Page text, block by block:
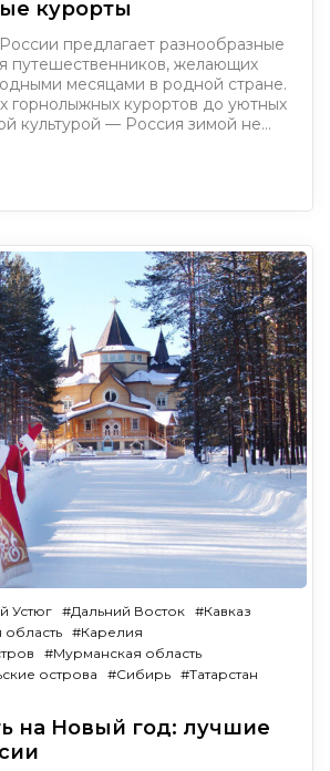
курорты
предлагает разнообразные
путешественников, желающих
месяцами в родной стране.
горнолыжных курортов до уютных
культурой — Россия зимой не…
Устюг #Дальний Восток #Кавказ
область #Карелия
#Мурманская область
острова
#Сибирь #Татарстан
на Новый год: лучшие